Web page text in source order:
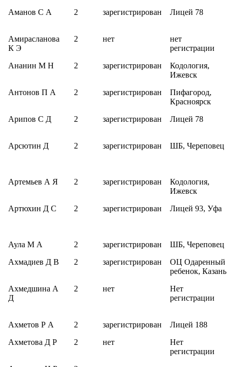
Аманов С А
2 зарегистрирован Лицей 78
Амирасланова
К Э
2 нет
нет
регистрации
Ананин М Н
2 зарегистрирован
Кодология,
Ижевск
Антонов П А
2 зарегистрирован
Пифагород,
Красноярск
Арипов С Д
2 зарегистрирован Лицей 78
Арсютин Д 2 зарегистрирован ШБ, Череповец
Артемьев А Я 2 зарегистрирован
Кодология,
Ижевск
Артюхин Д С
2 зарегистрирован Лицей 93, Уфа
Аула М А 2 зарегистрирован
ШБ, Череповец
Ахмадиев Д В
2 зарегистрирован
ОЦ Одаренный
ребенок, Казань
Ахмедшина А
Д
2 нет
Нет
регистрации
Ахметов Р А 2 зарегистрирован
Лицей 188
Ахметова Д Р
2 нет
Нет
регистрации